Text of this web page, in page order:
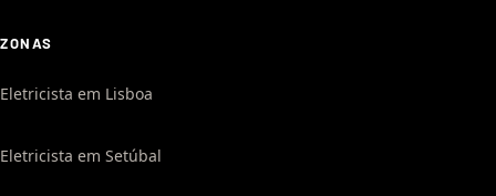
ZONAS
Eletricista em Lisboa
Eletricista em Setúbal